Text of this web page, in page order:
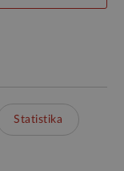
Statistika